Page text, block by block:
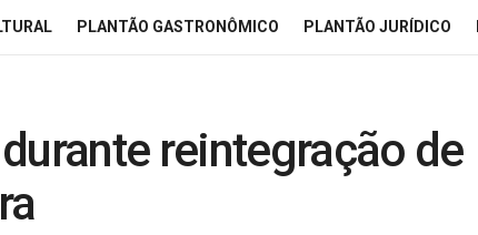
PLANTÃO GASTRONÔMICO PLANTÃO JURÍDICO
reintegração de